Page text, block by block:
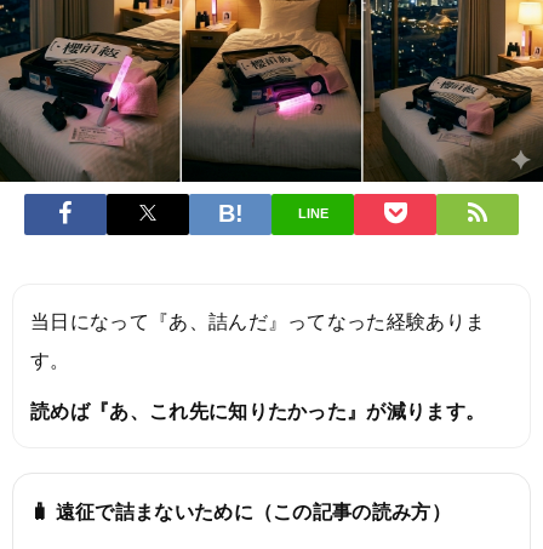
LINE
当日になって『あ、詰んだ』ってなった経験ありま
す。
読めば『あ、これ先に知りたかった』が減ります。
🧳 遠征で詰まないために（この記事の読み方）